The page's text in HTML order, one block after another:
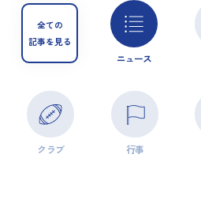
全ての
記事を見る
ニュース
クラブ 行事